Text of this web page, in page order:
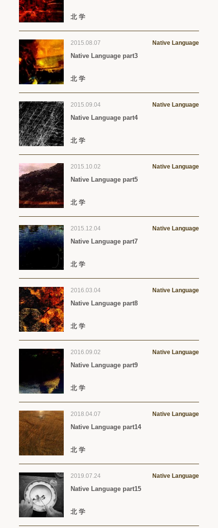
北 学
2015.08.07 Native Language
Native Language part3
北 学
2015.09.04 Native Language
Native Language part4
北 学
2015.10.02 Native Language
Native Language part5
北 学
2015.12.04 Native Language
Native Language part7
北 学
2016.03.04 Native Language
Native Language part8
北 学
2016.09.02 Native Language
Native Language part9
北 学
2018.04.07 Native Language
Native Language part14
北 学
2019.07.24 Native Language
Native Language part15
北 学